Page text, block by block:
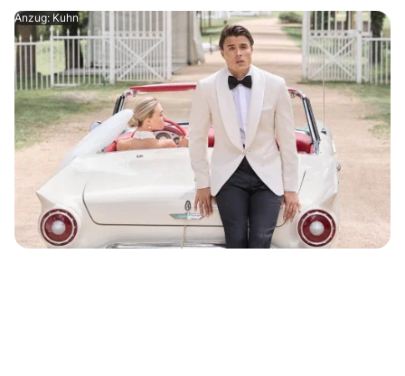
Anzug: Kuhn